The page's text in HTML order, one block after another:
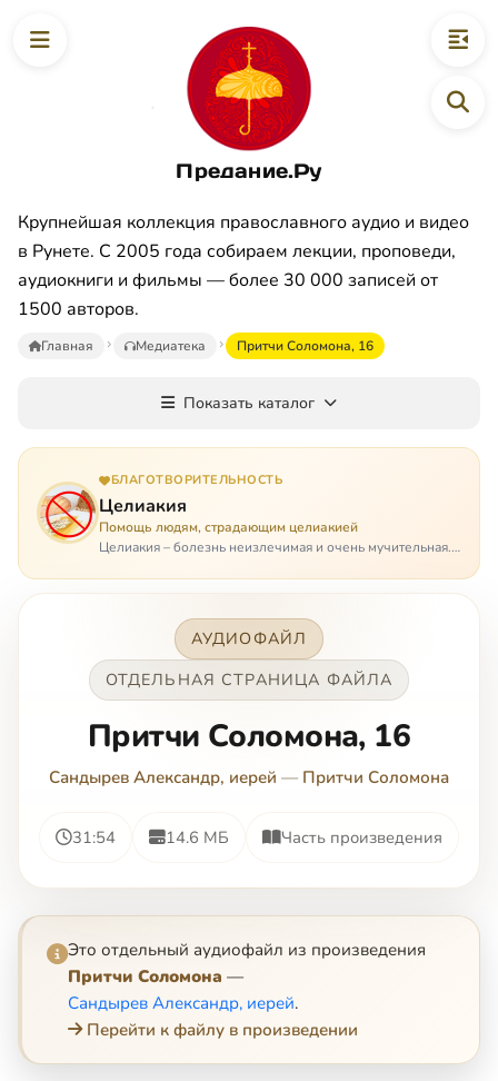
Предание.Ру
Крупнейшая коллекция православного аудио и видео
в Рунете. С 2005 года собираем лекции, проповеди,
аудиокниги и фильмы — более 30 000 записей от
1500 авторов.
Главная Медиатека Притчи Соломона, 16
Показать каталог
БЛАГОТВОРИТЕЛЬНОСТЬ
Целиакия
Помощь людям, страдающим целиакией
Целиакия – болезнь неизлечимая и очень мучительная.
целиакией страдает в одиночестве, не представляя
АУДИОФАЙЛ
ОТДЕЛЬНАЯ СТРАНИЦА ФАЙЛА
Притчи Соломона, 16
Сандырев Александр, иерей — Притчи Соломона
31:54 14.6 МБ Часть произведения
Это отдельный аудиофайл из произведения
Притчи Соломона —
Сандырев Александр, иерей.
Перейти к файлу в произведении